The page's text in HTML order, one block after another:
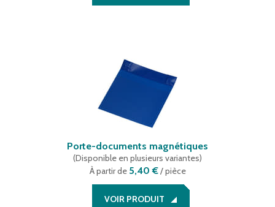
Porte-documents magnétiques
(Disponible en plusieurs variantes)
À partir de 5,40 €/ pièce
VOIR PRODUIT